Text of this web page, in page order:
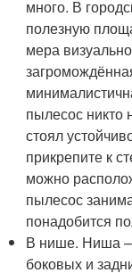
много. В
полезную
мера
пылесос никто
стоял
прикрепите к
можно
пылесос
понадобится
В нише. Ниша –
боковых и